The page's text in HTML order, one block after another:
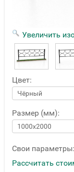
Увеличить
Цвет:
Размер (мм):
Свои параметры:
Рассчитать